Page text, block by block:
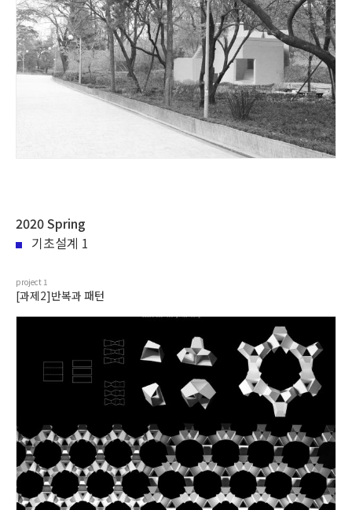
2020 Spring
기초설계 1
project 1
[과제2]반복과 패턴